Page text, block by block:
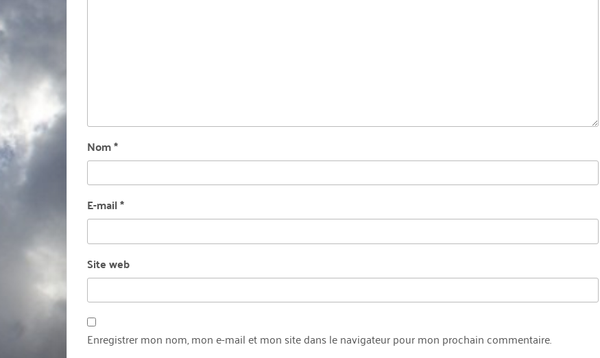
Nom*
E-mail*
Site web
Enregistrer mon nom, mon e-mail et mon site dans le navigateur pour mon prochain commentaire.